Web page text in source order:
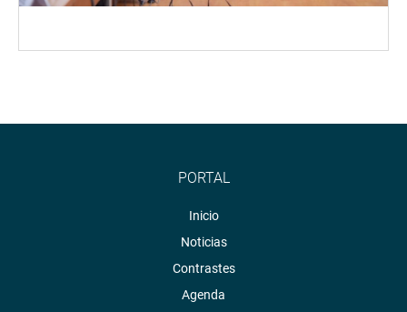
PORTAL
Inicio
Noticias
Contrastes
Agenda